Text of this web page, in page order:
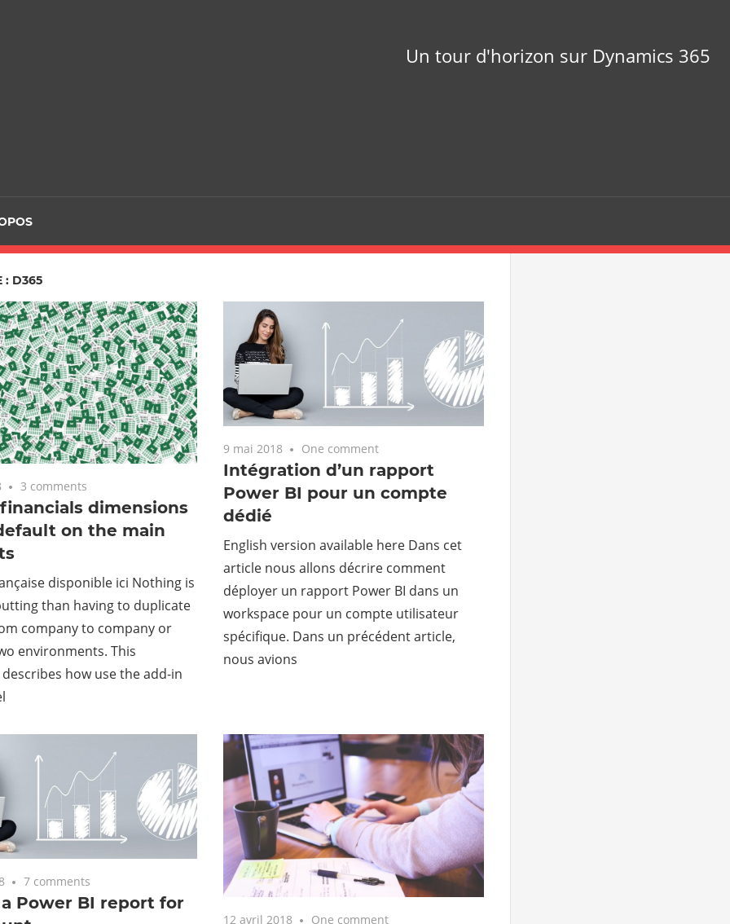
Un tour d'horizon sur Dynamics 365
: D365
3 comments
dimensions
on the main
disponible ici Nothing is
than having to duplicate
company to company or
environments. This
how use the add-in
9 mai 2018 One comment
Intégration d’un rapport
Power BI pour un compte
dédié
English version available here Dans cet
article nous allons décrire comment
déployer un rapport Power BI dans un
workspace pour un compte utilisateur
spécifique. Dans un précédent article,
nous avions
7 comments
Power BI report for
12 avril 2018 One comment